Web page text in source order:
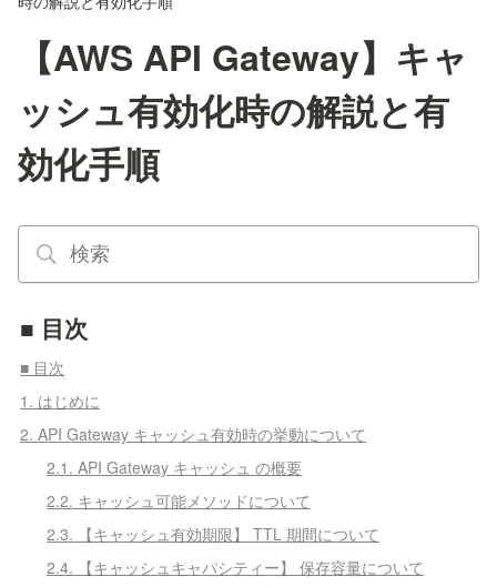
【AWS API Gateway】キャ
ッシュ有効化時の解説と有
効化手順
■ 目次
■ 目次
1. はじめに
2. API Gateway キャッシュ有効時の挙動について
2.1. API Gateway キャッシュ の概要
2.2. キャッシュ可能メソッドについて
2.3. 【キャッシュ有効期限】 TTL 期間について
2.4. 【キャッシュキャパシティー】 保存容量について